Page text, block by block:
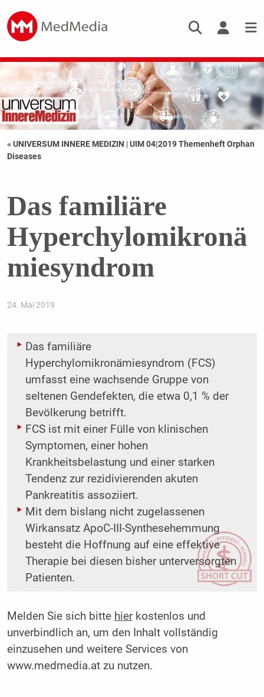
« UNIVERSUM INNERE MEDIZIN |UIM 04|2019 Themenheft Orphan
Diseases
Das familiäre
Hyperchylomikronä
miesyndrom
24. Mai 2019
Das familiäre
Hyperchylomikronämiesyndrom (FCS)
umfasst eine wachsende Gruppe von
seltenen Gendefekten, die etwa 0,1 % der
Bevölkerung betrifft.
FCS ist mit einer Fülle von klinischen
Symptomen, einer hohen
Krankheitsbelastung und einer starken
Tendenz zur rezidivierenden akuten
Pankreatitis assoziiert.
Mit dem bislang nicht zugelassenen
Wirkansatz ApoC-III-Synthesehemmung
besteht die Hoffnung auf eine effektive
Therapie bei diesen bisher unterversorgten
Patienten.
Melden Sie sich bitte hierkostenlos und
unverbindlich an, um den Inhalt vollständig
einzusehen und weitere Services von
www.medmedia.at zu nutzen.